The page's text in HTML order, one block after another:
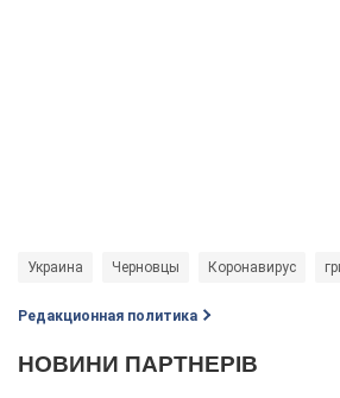
Украина Черновцы Коронавирус
Редакционная политика